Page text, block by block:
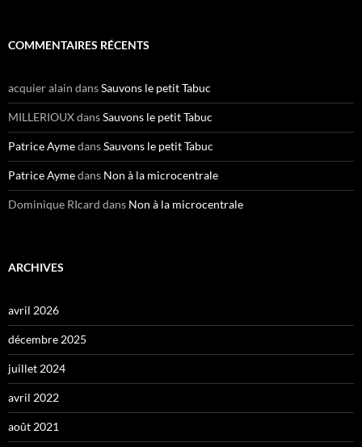
COMMENTAIRES RÉCENTS
acquier alain dansSauvons le petit Tabuc
MILLERIOUXdansSauvons le petit Tabuc
Patrice AymedansSauvons le petit Tabuc
Patrice Aymedans Non à la microcentrale
Dominique RIcard dans Non à la microcentrale
ARCHIVES
avril 2026
décembre 2025
juillet 2024
avril 2022
août 2021